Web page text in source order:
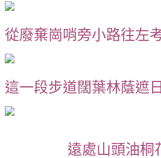
從廢棄崗哨旁小路往左
這一段步道闊葉林蔭遮
遠處山頭油桐